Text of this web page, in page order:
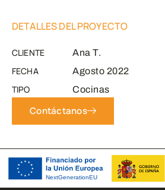
DETALLES DEL PROYECTO
CLIENTE Ana T.
FECHA Agosto 2022
TIPO Cocinas
Contáctanos